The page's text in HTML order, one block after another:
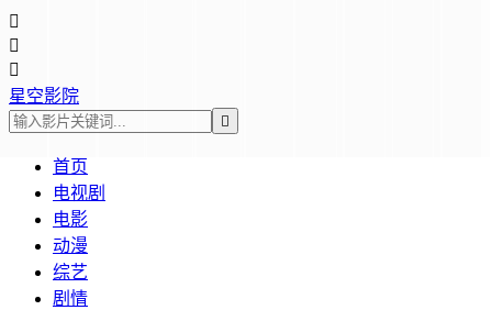



星空影院

首页
电视剧
电影
动漫
综艺
剧情